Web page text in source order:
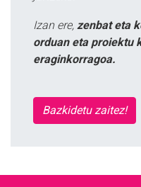
Izan ere, zenbat eta
orduan eta proiektu
eraginkorragoa.
Bazkidetu zaitez!